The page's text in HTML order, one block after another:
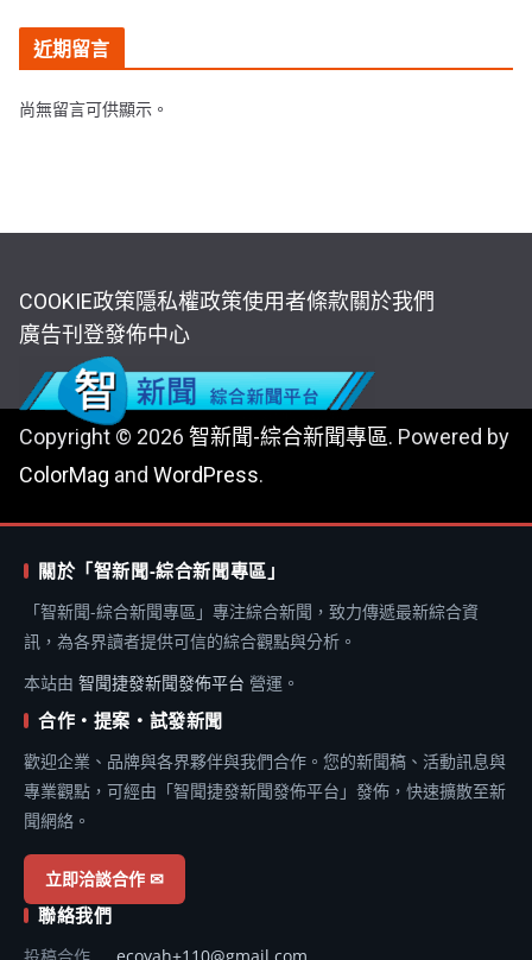
近期留言
尚無留言可供顯示。
COOKIE政策隱私權政策使用者條款關於我們
廣告刊登發佈中心
Copyright © 2026 智新聞-綜合新聞專區. Powered by
ColorMag and WordPress.
關於「智新聞-綜合新聞專區」
「智新聞-綜合新聞專區」專注綜合新聞，致力傳遞最新綜合資
訊，為各界讀者提供可信的綜合觀點與分析。
本站由 智聞捷發新聞發佈平台 營運。
合作・提案・試發新聞
歡迎企業、品牌與各界夥伴與我們合作。您的新聞稿、活動訊息與
專業觀點，可經由「智聞捷發新聞發佈平台」發佈，快速擴散至新
聞網絡。
立即洽談合作 ✉
聯絡我們